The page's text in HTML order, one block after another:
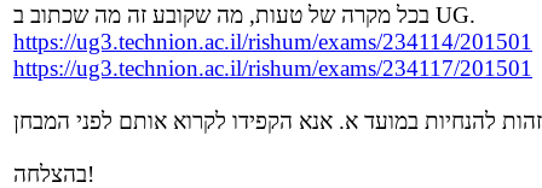
בכל מקרה של טעות, מה שקובע זה מה שכתוב ב UG.
https://ug3.technion.ac.il/rishum/exams/234114/201501
https://ug3.technion.ac.il/rishum/exams/234117/201501
בהצלחה!